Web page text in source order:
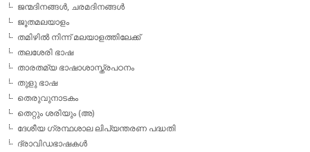
ജന്മദിനങ്ങള്‍, ചരമദിനങ്ങള്‍
ജൂതമലയാളം
തമിഴില്‍ നിന്ന് മലയാളത്തിലേക്ക്
തലശേരി ഭാഷ
താരതമ്യ ഭാഷാശാസ്ത്രപഠനം
തുളു ഭാഷ
തെരുവുനാടകം
തെറ്റും ശരിയും (അ)
ദേശീയ ഗ്രന്ഥശാല ലിപ്യന്തരണ പദ്ധതി
ദ്രാവിഡഭാഷകള്‍